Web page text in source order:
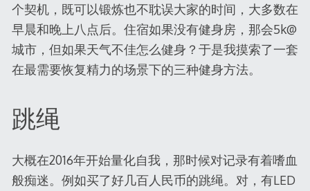
个契机，既可以锻炼也不耽误大家的时间，大多数在
早晨和晚上八点后。住宿如果没有健身房，那会5k@
城市，但如果天气不佳怎么健身？于是我摸索了一套
在最需要恢复精力的场景下的三种健身方法。
跳绳
大概在2016年开始量化自我，那时候对记录有着嗜血
般痴迷。例如买了好几百人民币的跳绳。对，有LED